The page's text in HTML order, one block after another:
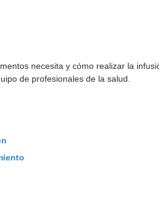
necesita y cómo realizar la
de profesionales de la salud.